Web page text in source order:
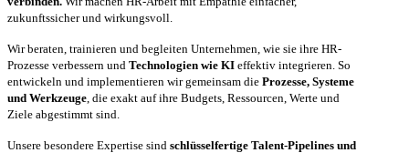
zukunftssicher und wirkungsvoll.
Wir beraten, trainieren und begleiten Unternehmen, wie sie ihre HR-
Prozesse verbessern und Technologien wie KI effektiv integrieren. So
entwickeln und implementieren wir gemeinsam die Prozesse, Systeme
und Werkzeuge , die exakt auf ihre Budgets, Ressourcen, Werte und
Ziele abgestimmt sind.
Unsere besondere Expertise sind schlüsselfertige Talent-Pipelines und